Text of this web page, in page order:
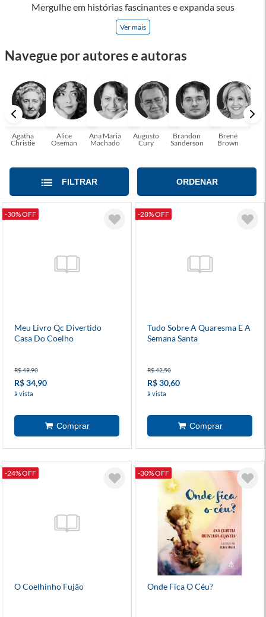
Mergulhe em histórias fascinantes e expanda seus
horizontes, onde cada página é uma porta para novos
universos e perspectivas. Ler nos permite viajar sem sair do
e tenha a oportunidade de alcançar o seu crescimento
passe um tempo no mundo da imaginação! A leitura
transforma vidas e estamos aqui para ajudar a transformar a
sua! Tenha certeza, temos o livro perfeito para você!
Ver mais
Navegue por autores e autoras
Agatha
Christie
Alice
Oseman
Ana Maria
Machado
Augusto
Cury
Brandon
Sanderson
Brené
Brown
FILTRAR ORDENAR
-30% OFF
Meu Livro Qc Divertido
Casa Do Coelho
R$ 49,90
R$ 34,90
à vista
-28% OFF
Tudo Sobre A Quaresma E A
Semana Santa
R$ 42,50
R$ 30,60
à vista
-24% OFF
O Coelhinho Fujão
-30% OFF
Onde Fica O Céu?